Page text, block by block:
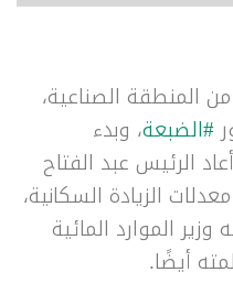
المنطقة الصناعية،
#الضبعة، وبدء
معدلات الزيادة السكانية،
الموارد المائية
أيضًا.